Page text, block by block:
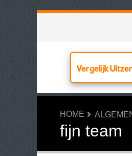
Vergelijk
HOME
fijn team